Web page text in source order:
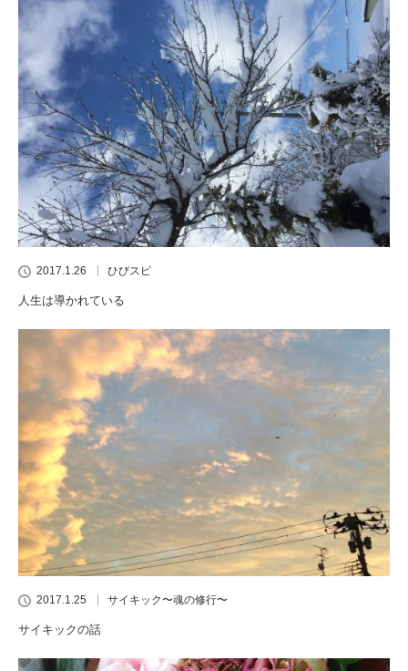
2017.1.26 ひびスピ
人生は導かれている
2017.1.25 サイキック〜魂の修行〜
サイキックの話